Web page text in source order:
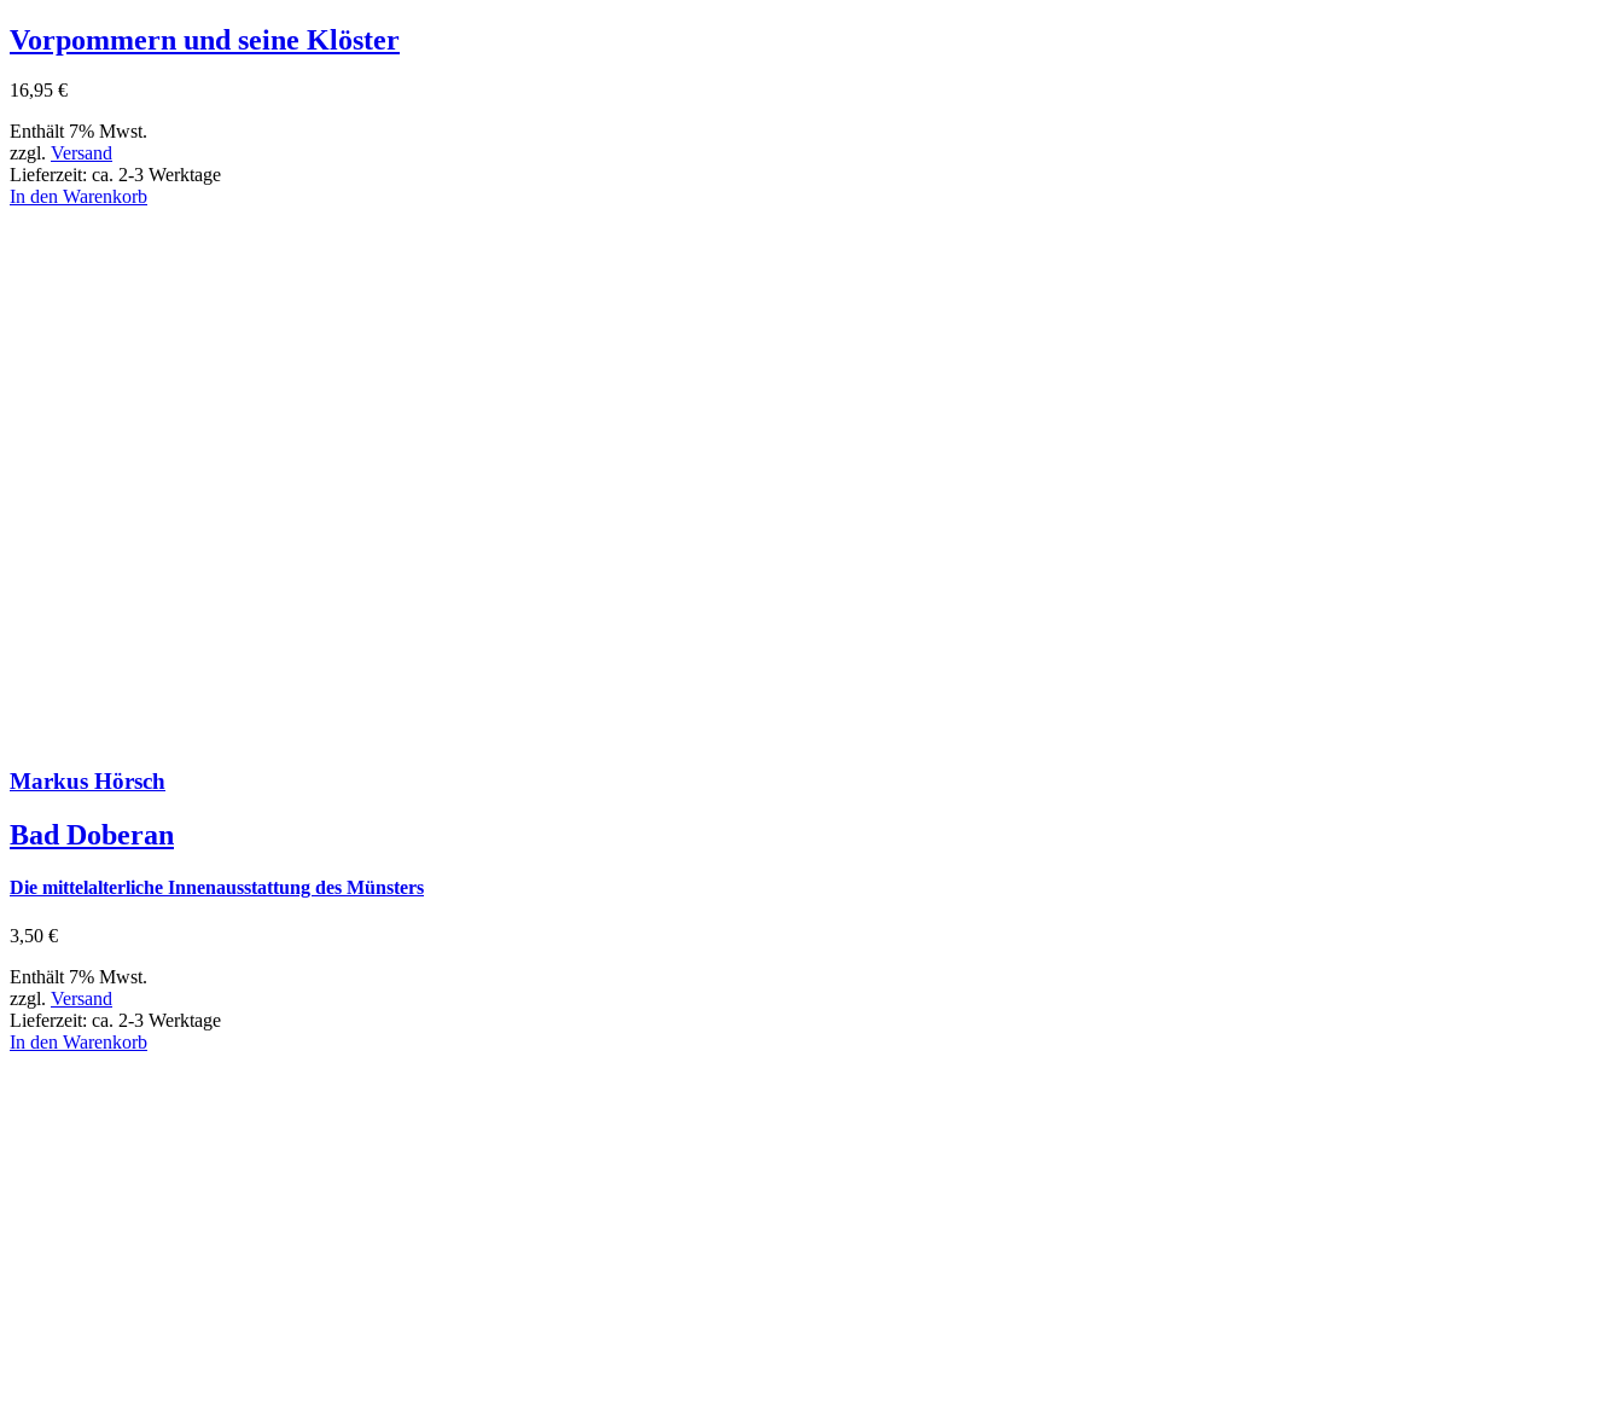
Vorpommern und seine Klöster
16,95 €
Enthält 7% Mwst.
zzgl. Versand
Lieferzeit: ca. 2-3 Werktage
In den Warenkorb
Markus Hörsch
Bad Doberan
Die mittelalterliche Innenausstattung des Münsters
3,50 €
Enthält 7% Mwst.
zzgl. Versand
Lieferzeit: ca. 2-3 Werktage
In den Warenkorb